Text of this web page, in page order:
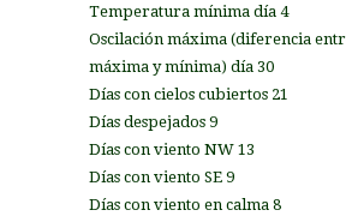
Temperatura mínima
Oscilación máxima (diferencia
máxima y mínima) día
Días con cielos cubiertos 21
Días despejados 9
Días con viento NW 13
Días con viento SE 9
Días con viento en calma 8